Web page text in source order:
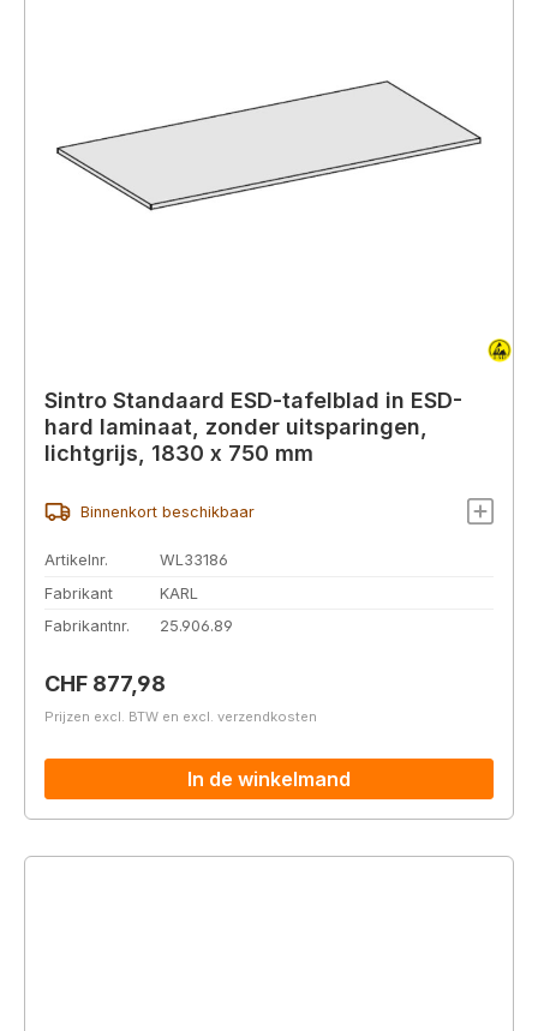
Sintro Standaard ESD-tafelblad in ESD-
hard laminaat, zonder uitsparingen,
lichtgrijs, 1830 x 750 mm
Binnenkort beschikbaar
Artikelnr.
WL33186
Fabrikant
KARL
Fabrikantnr.
25.906.89
Normale prijs:
CHF 877,98
Prijzen excl. BTW en excl. verzendkosten
In de winkelmand